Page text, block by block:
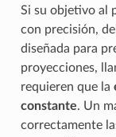
Si su objetivo al
con precisión,
diseñada para
proyecciones,
requieren que la
constante. Un
correctamente